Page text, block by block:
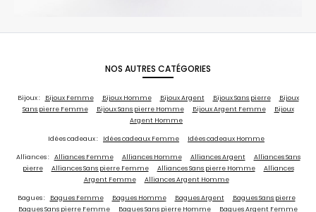
NOS AUTRES CATÉGORIES
Bijoux : Bijoux Femme Bijoux Homme Bijoux Argent Bijoux Sans pierre
Bijoux
Sans pierre Femme
Bijoux Sans pierre Homme Bijoux Argent Femme
Bijoux
Argent Homme
Idées cadeaux : Idées cadeaux Femme Idées cadeaux Homme
Alliances : Alliances Femme Alliances Homme Alliances Argent
Alliances Sans
pierre
Alliances Sans pierre Femme Alliances Sans pierre Homme
Alliances
Argent Femme
Alliances Argent Homme
Bagues : Bagues Femme Bagues Homme Bagues Argent
Bagues Sans pierre
Bagues Sans pierre Femme
Bagues Sans pierre Homme
Bagues Argent Femme